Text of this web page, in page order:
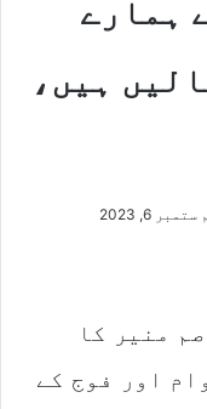
ہمارے
ہیں،
6, 2023
منیر کا
اور فوج کے